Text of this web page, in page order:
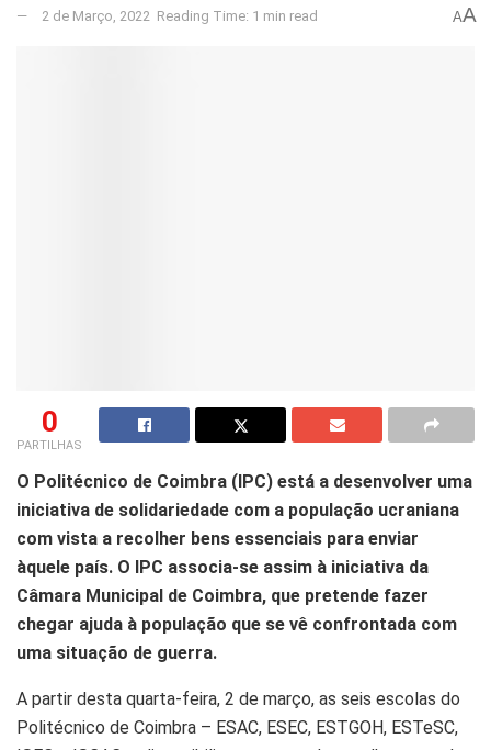
2 de Março, 2022 Reading Time: 1 min read AA
0
PARTILHAS
O Politécnico de Coimbra (IPC) está a desenvolver uma
iniciativa de solidariedade com a população ucraniana
com vista a recolher bens essenciais para enviar
àquele país. O IPC associa-se assim à iniciativa da
Câmara Municipal de Coimbra, que pretende fazer
chegar ajuda à população que se vê confrontada com
uma situação de guerra.
A partir desta quarta-feira, 2 de março, as seis escolas do
Politécnico de Coimbra – ESAC, ESEC, ESTGOH, ESTeSC,